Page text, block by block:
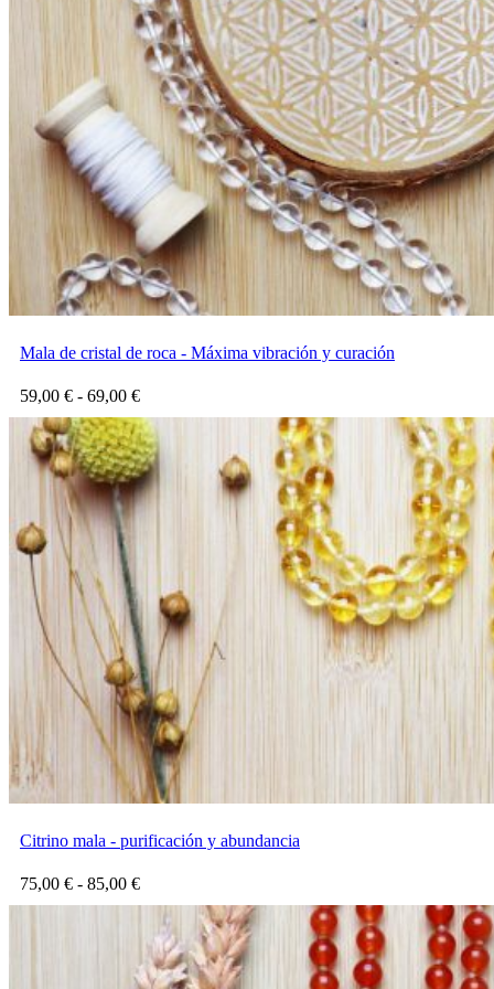
hasta
125,00 €
Mala de cristal de roca - Máxima vibración y curación
59,00 € - 69,00 €Rango
de
precios:
desde
59,00 €
hasta
Citrino mala - purificación y abundancia
75,00 € - 85,00 €Rango
de
precios:
desde
75,00 €
hasta